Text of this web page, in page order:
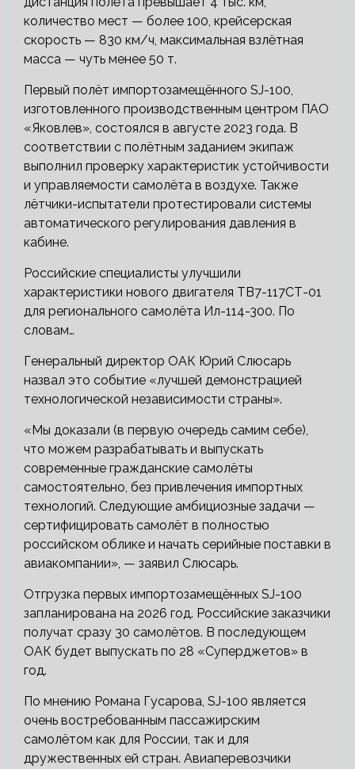
количество мест — более 100, крейсерская
скорость — 830 км/ч, максимальная взлётная
масса — чуть менее 50 т.
Первый полёт импортозамещённого SJ-100,
изготовленного производственным центром ПАО
«Яковлев», состоялся в августе 2023 года. В
соответствии с полётным заданием экипаж
выполнил проверку характеристик устойчивости
и управляемости самолёта в воздухе. Также
лётчики-испытатели протестировали системы
автоматического регулирования давления в
кабине.
Российские специалисты улучшили
характеристики нового двигателя ТВ7-117СТ-01
для регионального самолёта Ил-114-300. По
словам…
Генеральный директор ОАК Юрий Слюсарь
назвал это событие «лучшей демонстрацией
технологической независимости страны».
«Мы доказали (в первую очередь самим себе),
что можем разрабатывать и выпускать
современные гражданские самолёты
самостоятельно, без привлечения импортных
технологий. Следующие амбициозные задачи —
сертифицировать самолёт в полностью
российском облике и начать серийные поставки в
авиакомпании», — заявил Слюсарь.
Отгрузка первых импортозамещённых SJ-100
запланирована на 2026 год. Российские заказчики
получат сразу 30 самолётов. В последующем
ОАК будет выпускать по 28 «Суперджетов» в
год.
По мнению Романа Гусарова, SJ-100 является
очень востребованным пассажирским
самолётом как для России, так и для
дружественных ей стран. Авиаперевозчики